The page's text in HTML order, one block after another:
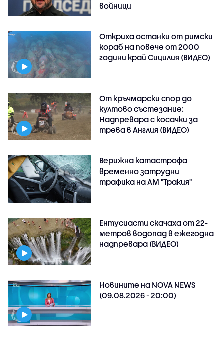
войници
Откриха останки от римски
кораб на повече от 2000
години край Сицилия (ВИДЕО)
От кръчмарски спор до
култово състезание:
Надпревара с косачки за
трева в Англия (ВИДЕО)
Верижна катастрофа
временно затрудни
трафика на АМ "Тракия"
Ентусиасти скачаха от 22-
метров водопад в ежегодна
надпревара (ВИДЕО)
Новините на NOVA NEWS
(09.08.2026 - 20:00)